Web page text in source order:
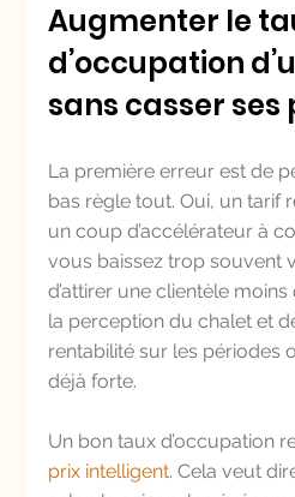
Augmenter le
d’occupation
sans casser ses
La première erreur est de
bas règle tout. Oui, un tarif
un coup d’accélérateur à
vous baissez trop souvent
d’attirer une clientèle
la perception du chalet et
rentabilité sur les périodes
déjà forte.
Un bon taux d’occupation
prix intelligent. Cela veut